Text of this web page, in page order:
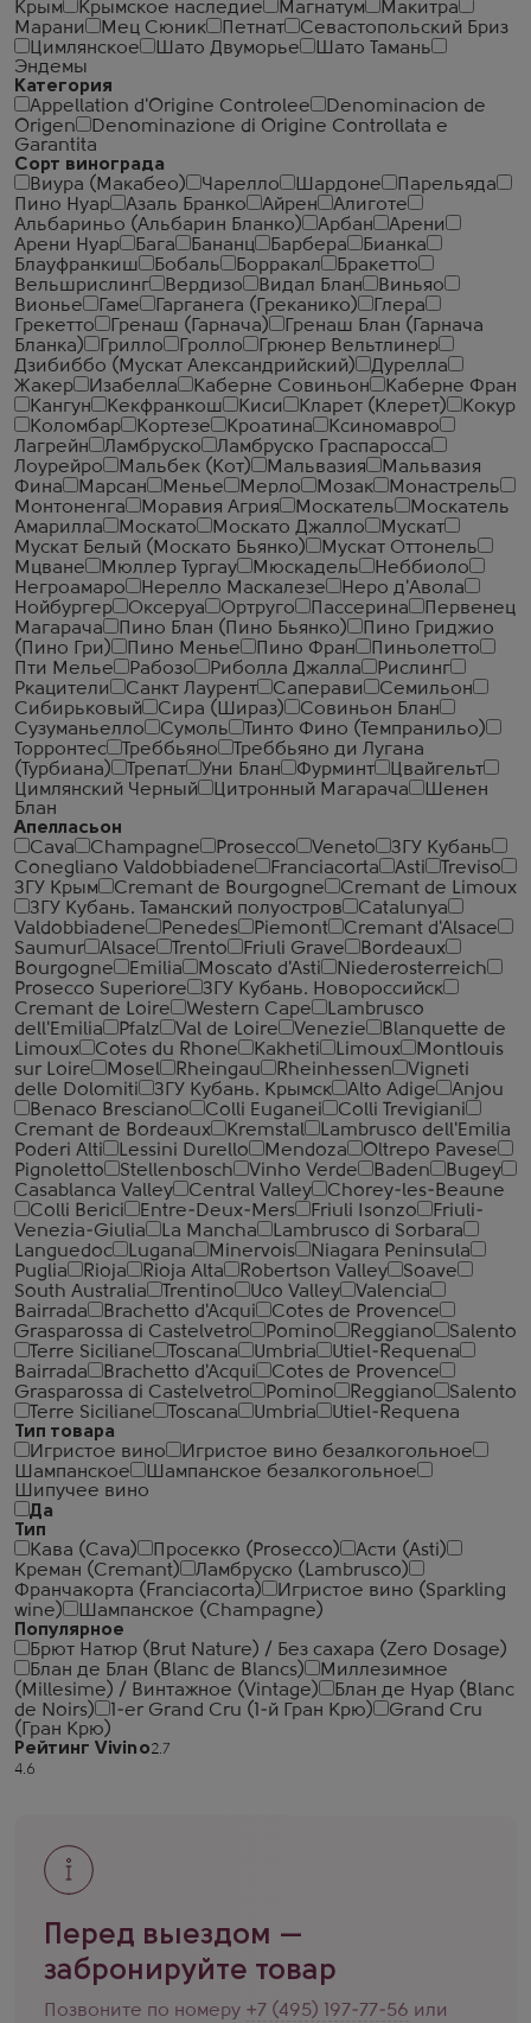
Крым Крымское наследие Магнатум
Макитра
Марани
Мец Сюник Петнат
Севастопольский Бриз
Цимлянское
Шато Двуморье
Шато Тамань
Эндемы
Категория
Appellation d'Origine Controlee
Denominacion de
Origen
Denominazione di Origine Controllata e
Garantita
Сорт винограда
Виура (Макабео)
Чарелло Шардоне
Парельяда
Пино Нуар
Азаль Бранко Айрен
Алиготе
Альбариньо (Альбарин Бланко)
Арбан
Арени
Арени Нуар
Бага Бананц Барбера
Бианка
Блауфранкиш
Бобаль Борракал
Бракетто
Вельшрислинг
Вердизо Видал Блан
Виньяо
Вионье
Гаме Гарганега (Греканико)
Глера
Грекетто
Гренаш (Гарнача)
Гренаш Блан (Гарнача
Бланка)
Грилло Гролло
Грюнер Вельтлинер
Дзибиббо (Мускат Александрийский)
Дурелла
Жакер
Изабелла Каберне Совиньон
Каберне Фран
Кангун
Кекфранкош Киси Кларет (Клерет)
Кокур
Коломбар
Кортезе Кроатина
Ксиномавро
Лагрейн
Ламбруско
Ламбруско Граспаросса
Лоурейро
Мальбек (Кот) Мальвазия
Мальвазия
Фина
Марсан Менье Мерло Мозак
Монастрель
Монтоненга
Моравия Агрия Москатель
Москатель
Амарилла
Москато Москато Джалло
Мускат
Мускат Белый (Москато Бьянко)
Мускат Оттонель
Мцване
Мюллер Тургау Мюскадель
Неббиоло
Негроамаро
Нерелло Маскалезе
Неро д'Авола
Нойбургер
Оксеруа Ортруго Пассерина
Первенец
Магарача
Пино Блан (Пино Бьянко)
Пино Гриджио
(Пино Гри)
Пино Менье Пино Фран
Пиньолетто
Пти Мелье
Рабозо Риболла Джалла
Рислинг
Ркацители
Санкт Лаурент Саперави
Семильон
Сибирьковый
Сира (Шираз)
Совиньон Блан
Сузуманьелло
Сумоль
Тинто Фино (Темпранильо)
Торронтес
Треббьяно
Треббьяно ди Лугана
(Турбиана)
Трепат Уни Блан Фурминт
Цвайгельт
Цимлянский Черный
Цитронный Магарача
Шенен
Блан
Апелласьон
Cava
Champagne Prosecco Veneto
ЗГУ Кубань
Conegliano Valdobbiadene
Franciacorta Asti
Treviso
ЗГУ Крым
Cremant de Bourgogne
Cremant de Limoux
ЗГУ Кубань. Таманский полуостров
Catalunya
Valdobbiadene
Penedes Piemont
Cremant d'Alsace
Saumur
Alsace Trento Friuli Grave
Bordeaux
Bourgogne
Emilia Moscato d'Asti
Niederosterreich
Prosecco Superiore
ЗГУ Кубань. Новороссийск
Cremant de Loire
Western Cape
Lambrusco
dell'Emilia
Pfalz Val de Loire Venezie
Blanquette de
Limoux
Cotes du Rhone Kakheti Limoux
Montlouis
sur Loire
Mosel Rheingau Rheinhessen
Vigneti
delle Dolomiti
ЗГУ Кубань. Крымск Alto Adige
Anjou
Benaco Bresciano
Colli Euganei
Colli Trevigiani
Cremant de Bordeaux
Kremstal
Lambrusco dell'Emilia
Poderi Alti
Lessini Durello Mendoza
Oltrepo Pavese
Pignoletto
Stellenbosch Vinho Verde Baden
Bugey
Casablanca Valley
Central Valley
Chorey-les-Beaune
Colli Berici
Entre-Deux-Mers Friuli Isonzo
Friuli-
Venezia-Giulia
La Mancha
Lambrusco di Sorbara
Languedoc
Lugana Minervois
Niagara Peninsula
Puglia
Rioja Rioja Alta Robertson Valley
Soave
South Australia
Trentino Uco Valley
Valencia
Bairrada
Brachetto d'Acqui
Cotes de Provence
Grasparossa di Castelvetro
Pomino Reggiano
Salento
Terre Siciliane
Toscana Umbria
Utiel-Requena
Bairrada
Brachetto d'Acqui
Cotes de Provence
Grasparossa di Castelvetro
Pomino Reggiano
Salento
Terre Siciliane
Toscana Umbria
Utiel-Requena
Тип товара
Игристое вино
Игристое вино безалкогольное
Шампанское
Шампанское безалкогольное
Шипучее вино
Да
Тип
Кава (Cava)
Просекко (Prosecco)
Асти (Asti)
Креман (Cremant)
Ламбруско (Lambrusco)
Франчакорта (Franciacorta)
Игристое вино (Sparkling
wine)
Шампанское (Champagne)
Популярное
Брют Натюр (Brut Nature) / Без сахара (Zero Dosage)
Блан де Блан (Blanc de Blancs)
Миллезимное
(Millesime) / Винтажное (Vintage)
Блан де Нуар (Blanc
de Noirs)
1-er Grand Cru (1-й Гран Крю)
Grand Cru
(Гран Крю)
Рейтинг Vivino
Перед выездом —
забронируйте товар
Позвоните по номеру +7 (495) 197-77-56 или